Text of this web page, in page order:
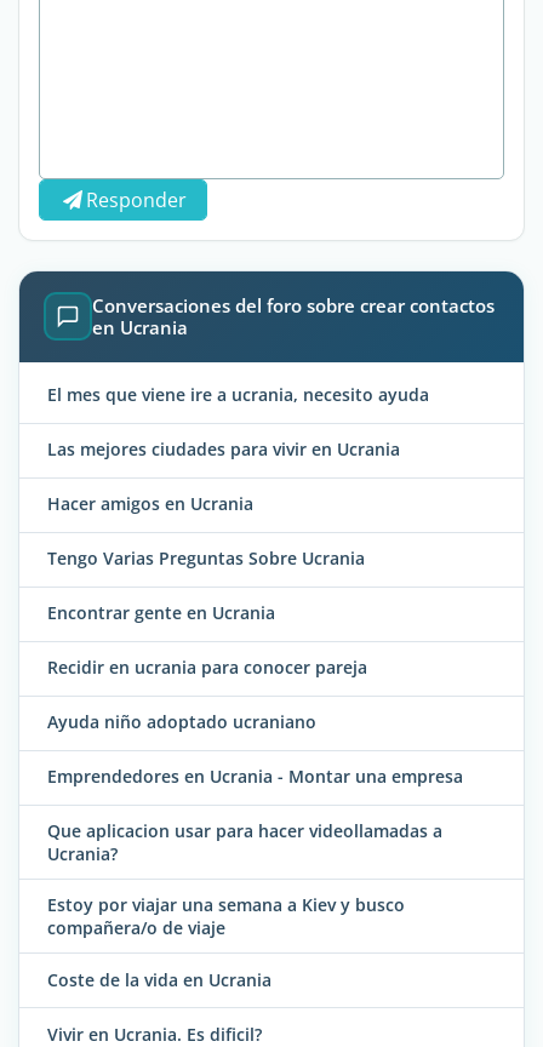
Responder
Conversaciones del foro sobre crear contactos
en Ucrania
El mes que viene ire a ucrania, necesito ayuda
Las mejores ciudades para vivir en Ucrania
Hacer amigos en Ucrania
Tengo Varias Preguntas Sobre Ucrania
Encontrar gente en Ucrania
Recidir en ucrania para conocer pareja
Ayuda niño adoptado ucraniano
Emprendedores en Ucrania - Montar una empresa
Que aplicacion usar para hacer videollamadas a
Ucrania?
Estoy por viajar una semana a Kiev y busco
compañera/o de viaje
Coste de la vida en Ucrania
Vivir en Ucrania. Es dificil?